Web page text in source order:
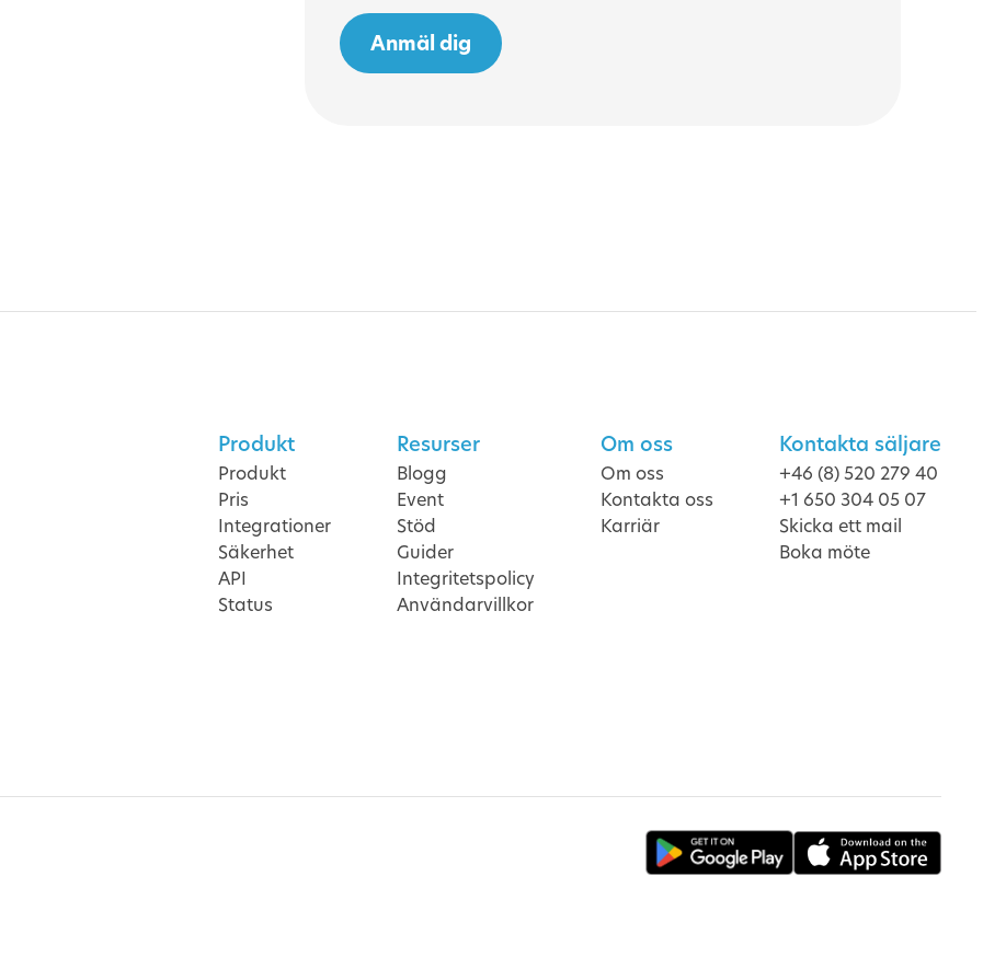
Produkt
Produkt
Pris
Integrationer
Säkerhet
API
Status
Resurser
Blogg
Event
Stöd
Guider
Integritetspolicy
Användarvillkor
Om oss
Om oss
Kontakta oss
Karriär
Kontakta säljare
+46 (8) 520 279 40
+1 650 304 05 07
Skicka ett mail
Boka möte